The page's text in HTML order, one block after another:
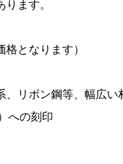
ます。
となります）
リボン鋼等、幅広い
への刻印